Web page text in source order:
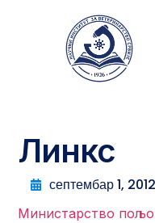
Линкс
септембар 1, 2012
Министарство